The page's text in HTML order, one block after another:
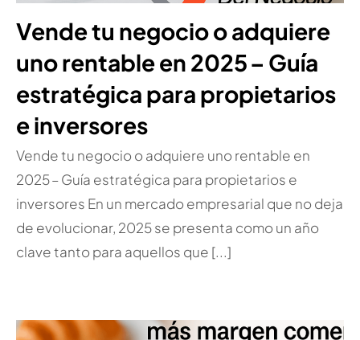
Vende tu negocio o adquiere
uno rentable en 2025 – Guía
estratégica para propietarios
e inversores
Vende tu negocio o adquiere uno rentable en
2025 – Guía estratégica para propietarios e
inversores En un mercado empresarial que no deja
de evolucionar, 2025 se presenta como un año
clave tanto para aquellos que [...]